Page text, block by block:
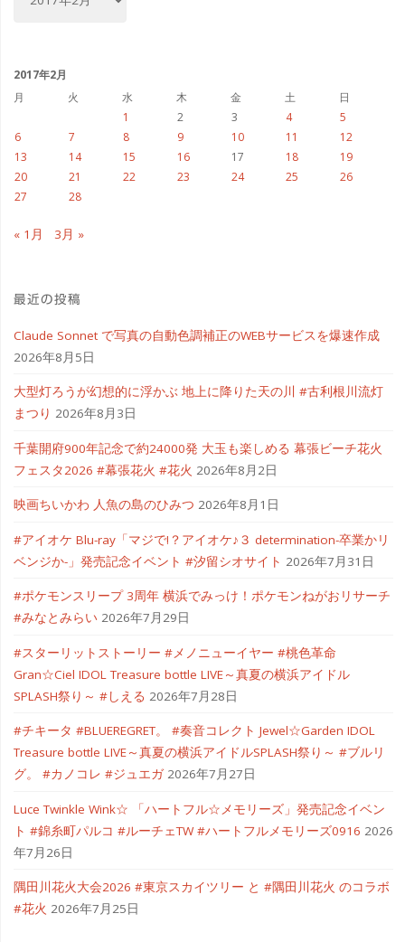
行
う
#link_cz"
ブ
2017年2月
月
火 水 木 金 土
日
1
2 3 4
5
6
7 8 9 10 11
12
13
14 15 16 17 18
19
20
21 22 23 24 25
26
27
28
« 1月 3月 »
最近の投稿
Claude Sonnet で写真の自動色調補正のWEBサービスを爆速作成
2026年8月5日
大型灯ろうが幻想的に浮かぶ 地上に降りた天の川 #古利根川流灯
まつり 2026年8月3日
千葉開府900年記念で約24000発 大玉も楽しめる 幕張ビーチ花火
フェスタ2026 #幕張花火 #花火 2026年8月2日
映画ちいかわ 人魚の島のひみつ 2026年8月1日
#アイオケ Blu-ray「マジで!？アイオケ♪３ determination-卒業かリ
ベンジか-」発売記念イベント #汐留シオサイト 2026年7月31日
#ポケモンスリープ 3周年 横浜でみっけ！ポケモンねがおリサーチ
#みなとみらい 2026年7月29日
#スターリットストーリー #メノニューイヤー #桃色革命
Gran☆Ciel IDOL Treasure bottle LIVE～真夏の横浜アイドル
SPLASH祭り～ #しえる 2026年7月28日
#チキータ #BLUEREGRET。 #奏音コレクト Jewel☆Garden IDOL
Treasure bottle LIVE～真夏の横浜アイドルSPLASH祭り～ #ブルリ
グ。 #カノコレ #ジュエガ 2026年7月27日
Luce Twinkle Wink☆ 「ハートフル☆メモリーズ」発売記念イベン
ト #錦糸町パルコ #ルーチェTW #ハートフルメモリーズ0916 2026
年7月26日
隅田川花火大会2026 #東京スカイツリー と #隅田川花火 のコラボ
#花火 2026年7月25日